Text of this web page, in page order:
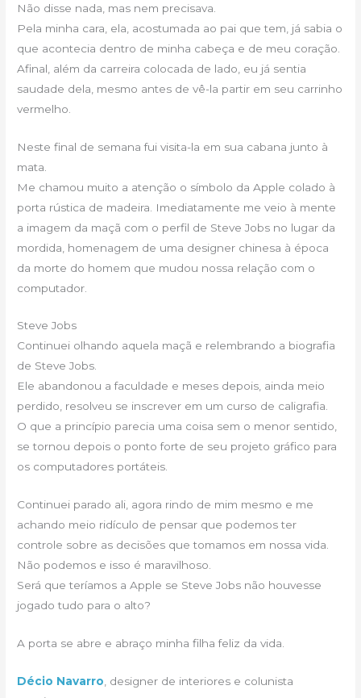
Não disse nada, mas nem precisava.
Pela minha cara, ela, acostumada ao pai que tem, já sabia o
que acontecia dentro de minha cabeça e de meu coração.
Afinal, além da carreira colocada de lado, eu já sentia
saudade dela, mesmo antes de vê-la partir em seu carrinho
vermelho.
Neste final de semana fui visita-la em sua cabana junto à
mata.
Me chamou muito a atenção o símbolo da Apple colado à
porta rústica de madeira. Imediatamente me veio à mente
a imagem da maçã com o perfil de Steve Jobs no lugar da
mordida, homenagem de uma designer chinesa à época
da morte do homem que mudou nossa relação com o
computador.
Steve Jobs
Continuei olhando aquela maçã e relembrando a biografia
de Steve Jobs.
Ele abandonou a faculdade e meses depois, ainda meio
perdido, resolveu se inscrever em um curso de caligrafia.
O que a princípio parecia uma coisa sem o menor sentido,
se tornou depois o ponto forte de seu projeto gráfico para
os computadores portáteis.
Continuei parado ali, agora rindo de mim mesmo e me
achando meio ridículo de pensar que podemos ter
controle sobre as decisões que tomamos em nossa vida.
Não podemos e isso é maravilhoso.
Será que teríamos a Apple se Steve Jobs não houvesse
jogado tudo para o alto?
A porta se abre e abraço minha filha feliz da vida.
Décio Navarro , designer de interiores e colunista